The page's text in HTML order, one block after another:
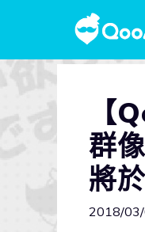
【
群
將
2018/